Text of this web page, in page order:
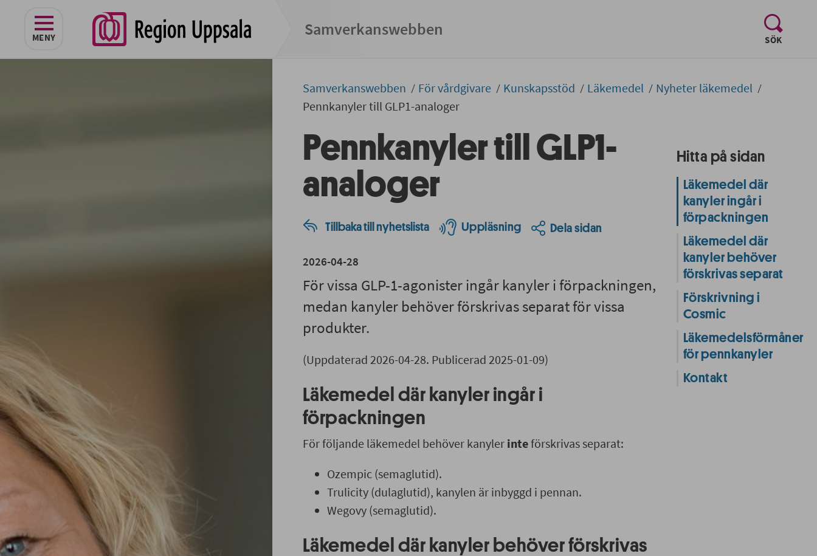
MENY
navigeringen Samverkans­­webben
SÖK
, visa
Samverkans­­­webben För vårdgivare Kunskapsstöd Läkemedel
Nyheter läkemedel
Pennkanyler till GLP1-analoger
Pennkanyler till GLP1-
analoger
Tillbaka till nyhetslista Uppläsning Dela sidan
2026-04-28
För vissa GLP-1-agonister ingår kanyler i förpackningen,
medan kanyler behöver förskrivas separat för vissa
produkter.
(Uppdaterad 2026-04-28. Publicerad 2025-01-09)
Läkemedel där kanyler ingår i
förpackningen
För följande läkemedel behöver kanyler inteförskrivas separat:
Ozempic (semaglutid).
Trulicity (dulaglutid), kanylen är inbyggd i pennan.
Wegovy (semaglutid).
Läkemedel där kanyler behöver förskrivas
Hitta på sidan
Läkemedel där
kanyler ingår i
förpackningen
Läkemedel där
kanyler behöver
förskrivas separat
Förskrivning i
Cosmic
Läkemedelsförmåner
för pennkanyler
Kontakt